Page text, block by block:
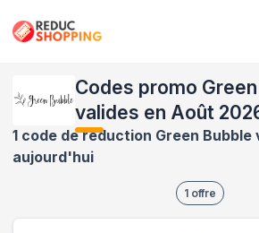
Codes promo
valides en Août
1 code de réduction Green
aujourd'hui
1 offre